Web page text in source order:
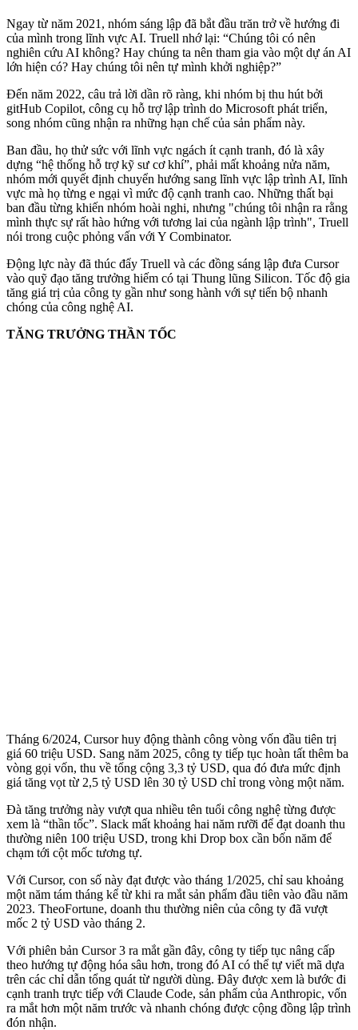
Ngay từ năm 2021, nhóm sáng lập đã bắt đầu trăn trở về hướng đi
của mình trong lĩnh vực AI. Truell nhớ lại: “Chúng tôi có nên
nghiên cứu AI không? Hay chúng ta nên tham gia vào một dự án AI
lớn hiện có? Hay chúng tôi nên tự mình khởi nghiệp?”
Đến năm 2022, câu trả lời dần rõ ràng, khi nhóm bị thu hút bởi
gi‌tHub Copilot, công cụ hỗ trợ lập trình do Microsoft phát triển,
song nhóm cũng nhận ra những hạn chế của sản phẩm này.
Ban đầu, họ thử sức với lĩnh vực ngách ít cạnh tranh, đó là xây
dựng “hệ thống hỗ trợ kỹ sư cơ khí”, phải mất khoảng nửa năm,
nhóm mới quyết định chuyển hướng sang lĩnh vực lập trình AI, lĩnh
vực mà họ từng e ngại vì mức độ cạnh tranh cao. Những thất bại
ban đầu từng khiến nhóm hoài nghi, nhưng "chúng tôi nhận ra rằng
mình thực sự rất hào hứng với tương lai của ngành lập trình", Truell
nói trong cuộc phỏng vấn với Y Combinator.
Động lực này đã thúc đẩy Truell và các đồng sáng lập đưa Cursor
vào quỹ đạo tăng trưởng hiếm có tại Thung lũng Silicon. Tốc độ gia
tăng giá trị của công ty gần như song hành với sự tiến bộ nhanh
chóng của công nghệ AI.
TĂNG TRƯỞNG THẦN TỐC
Tháng 6/2024, Cursor huy động thành công vòng vốn đầu tiên trị
giá 60 triệu USD. Sang năm 2025, công ty tiếp tục hoàn tất thêm ba
vòng gọi vốn, thu về tổng cộng 3,3 tỷ USD, qua đó đưa mức định
giá tăng vọt từ 2,5 tỷ USD lên 30 tỷ USD chỉ trong vòng một năm.
Đà tăng trưởng này vượt qua nhiều tên tuổi công nghệ từng được
xem là “thần tốc”. Slack mất khoảng hai năm rưỡi để đạt doanh thu
thường niên 100 triệu USD, trong khi Drop box cần bốn năm để
chạm tới cột mốc tương tự.
Với Cursor, con số này đạt được vào tháng 1/2025, chỉ sau khoảng
một năm tám tháng kể từ khi ra mắt sản phẩm đầu tiên vào đầu năm
2023. TheoFortune, doanh thu thường niên của công ty đã vượt
mốc 2 tỷ USD vào tháng 2.
Với phiên bản Cursor 3 ra mắt gần đây, công ty tiếp tục nâng cấp
theo hướng tự động hóa sâu hơn, trong đó AI có thể tự viết mã dựa
trên các chỉ dẫn tổng quát từ người dùng. Đây được xem là bước đi
cạnh tranh trực tiếp với Claude Code, sản phẩm của Anthropic, vốn
ra mắt hơn một năm trước và nhanh chóng được cộng đồng lập trình
đón nhận.